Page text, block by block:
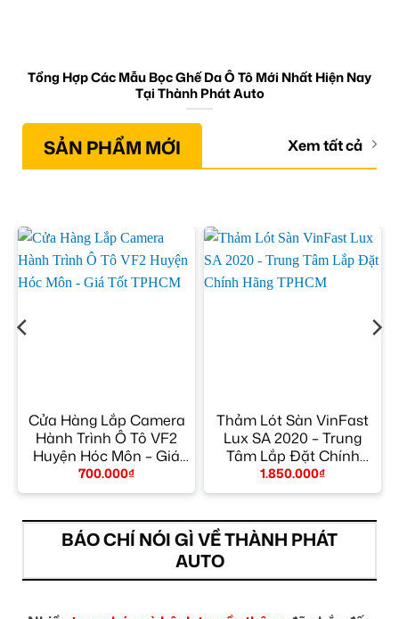
Tổng Hợp Các Mẫu Bọc Ghế Da Ô Tô Mới Nhất Hiện Nay
Tại Thành Phát Auto
SẢN PHẨM MỚI Xem tất cả
Cửa Hàng Lắp Camera
Hành Trình Ô Tô VF2
Huyện Hóc Môn – Giá
Tốt TPHCM
700.000₫
Thảm Lót Sàn VinFast
Lux SA 2020 – Trung
Tâm Lắp Đặt Chính
Hãng TPHCM
1.850.000₫
BÁO CHÍ NÓI GÌ VỀ THÀNH PHÁT
AUTO